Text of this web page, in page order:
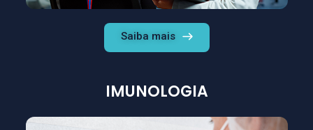
Saiba mais
IMUNOLOGIA